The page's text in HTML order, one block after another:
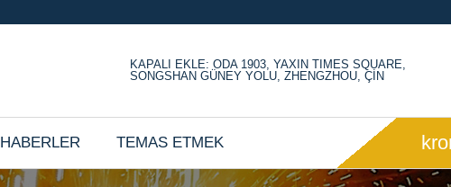
KAPALI EKLE: ODA 1903, YAXIN TIMES SQUARE,
SONGSHAN GÜNEY YOLU, ZHENGZHOU, ÇİN
HABERLER TEMAS ETMEK